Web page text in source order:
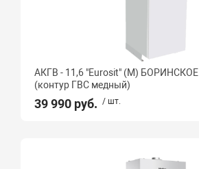
АКГВ - 11,6 "Eurosit" (М) БОРИНСКОЕ
(контур ГВС медный)
39 990 руб. / шт.